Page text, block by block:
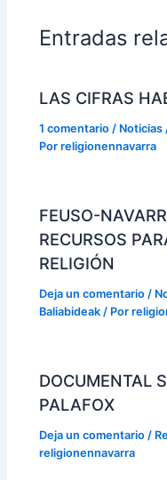
Entradas
LAS CIFRAS
1 comentario / Noticias
Porreligionennavarra
FEUSO-
RECURSOS
RELIGIÓN
Deja un comentario /
Baliabideak / Por
DOCUMENTAL
PALAFOX
Deja un comentario /
religionennavarra